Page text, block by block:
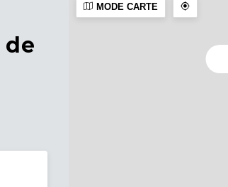
de
MODE CARTE